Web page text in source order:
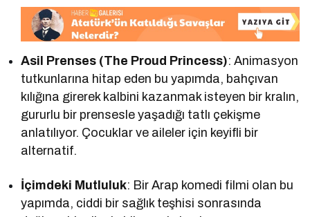
Asil Prenses (The Proud Princess): Animasyon
tutkunlarına hitap eden bu yapımda, bahçıvan
kılığına girerek kalbini kazanmak isteyen bir kralın,
gururlu bir prensesle yaşadığı tatlı çekişme
anlatılıyor. Çocuklar ve aileler için keyifli bir
alternatif.
İçimdeki Mutluluk: Bir Arap komedi filmi olan bu
yapımda, ciddi bir sağlık teşhisi sonrasında